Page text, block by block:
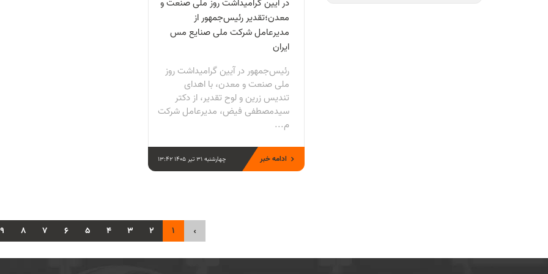
معدن؛تقدیر رئیس‌جمهور از
مدیرعامل شرکت ملی صنایع مس
ایران
رئیس‌جمهور در آیین گرامیداشت روز
ملی صنعت و معدن، با اهدای
تندیس زرین و لوح تقدیر، از دکتر
سیدمصطفی فیض، مدیرعامل شرکت
م...
چهارشنبه 31 تیر 1405 13:42 ادامه خبر
‹
1
2
3
4
5
6
7
8
9